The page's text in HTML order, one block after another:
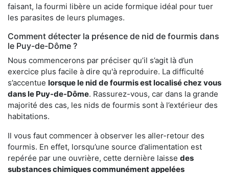
faisant, la fourmi libère un acide formique idéal pour tuer
les parasites de leurs plumages.
Comment détecter la présence de nid de fourmis dans
le Puy-de-Dôme ?
Nous commencerons par préciser qu’il s’agit là d’un
exercice plus facile à dire qu'à reproduire. La difficulté
s’accentue lorsque le nid de fourmis est localisé chez vous
dans le Puy-de-Dôme. Rassurez-vous, car dans la grande
majorité des cas, les nids de fourmis sont à l’extérieur des
habitations.
Il vous faut commencer à observer les aller-retour des
fourmis. En effet, lorsqu’une source d’alimentation est
repérée par une ouvrière, cette dernière laisse des
substances chimiques communément appelées